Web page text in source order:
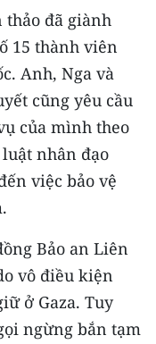
thảo đã giành
15 thành viên
Anh, Nga và
cũng yêu cầu
của mình theo
nhân đạo
việc bảo vệ
Bảo an Liên
vô điều kiện
ở Gaza. Tuy
ngừng bắn tạm